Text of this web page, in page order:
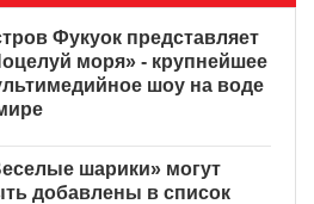
Фукуок представляет
моря» - крупнейшее
шоу на воде
шарики» могут
добавлены в список